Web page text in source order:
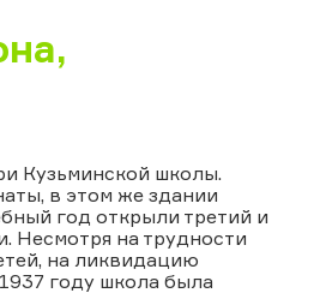
Кузьминской школы.
в этом же здании
год открыли третий и
Несмотря на трудности
на ликвидацию
году школа была